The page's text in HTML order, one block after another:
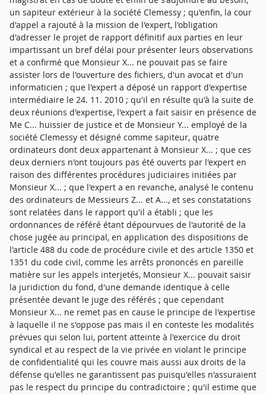
un sapiteur extérieur à la société Clemessy ; qu'enfin, la cour
d'appel a rajouté à la mission de l'expert, l'obligation
d'adresser le projet de rapport définitif aux parties en leur
impartissant un bref délai pour présenter leurs observations
et a confirmé que Monsieur X... ne pouvait pas se faire
assister lors de l'ouverture des fichiers, d'un avocat et d'un
informaticien ; que l'expert a déposé un rapport d'expertise
intermédiaire le 24. 11. 2010 ; qu'il en résulte qu'à la suite de
deux réunions d'expertise, l'expert a fait saisir en présence de
Me C... huissier de justice et de Monsieur Y... employé de la
société Clemessy et désigné comme sapiteur, quatre
ordinateurs dont deux appartenant à Monsieur X... ; que ces
deux derniers n'ont toujours pas été ouverts par l'expert en
raison des différentes procédures judiciaires initiées par
Monsieur X... ; que l'expert a en revanche, analysé le contenu
des ordinateurs de Messieurs Z... et A..., et ses constatations
sont relatées dans le rapport qu'il a établi ; que les
ordonnances de référé étant dépourvues de l'autorité de la
chose jugée au principal, en application des dispositions de
l'article 488 du code de procédure civile et des article 1350 et
1351 du code civil, comme les arrêts prononcés en pareille
matière sur les appels interjetés, Monsieur X... pouvait saisir
la juridiction du fond, d'une demande identique à celle
présentée devant le juge des référés ; que cependant
Monsieur X... ne remet pas en cause le principe de l'expertise
à laquelle il ne s'oppose pas mais il en conteste les modalités
prévues qui selon lui, portent atteinte à l'exercice du droit
syndical et au respect de la vie privée en violant le principe
de confidentialité qui les couvre mais aussi aux droits de la
défense qu'elles ne garantissent pas puisqu'elles n'assuraient
pas le respect du principe du contradictoire ; qu'il estime que